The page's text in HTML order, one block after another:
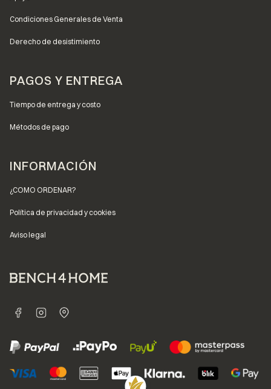
Condiciones Generales de Venta
Derecho de desistimiento
PAGOS Y ENTREGA
Tiempo de entrega y costo
Métodos de pago
INFORMACIÓN
¿COMO ORDENAR?
Política de privacidad y cookies
Aviso legal